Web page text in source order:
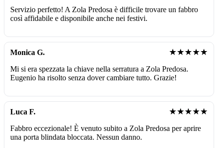
Servizio perfetto! A Zola Predosa è difficile trovare un fabbro
così affidabile e disponibile anche nei festivi.
Monica G. ★★★★★
Mi si era spezzata la chiave nella serratura a Zola Predosa.
Eugenio ha risolto senza dover cambiare tutto. Grazie!
Luca F. ★★★★★
Fabbro eccezionale! È venuto subito a Zola Predosa per aprire
una porta blindata bloccata. Nessun danno.